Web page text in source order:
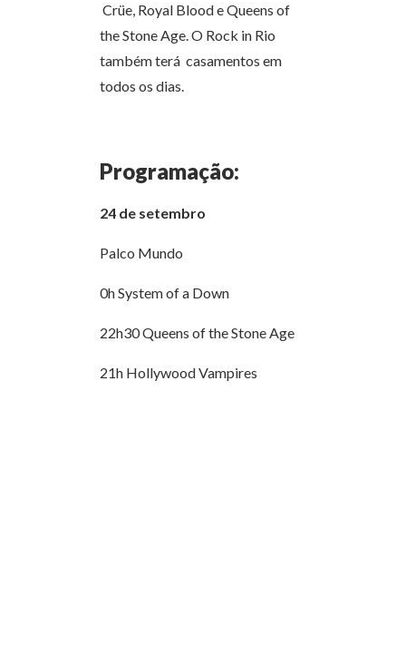
Crüe, Royal Blood e Queens of
the Stone Age. O Rock in Rio
também terá casamentos em
todos os dias.
Programação:
24 de setembro
Palco Mundo
0h System of a Down
22h30 Queens of the Stone Age
21h Hollywood Vampires